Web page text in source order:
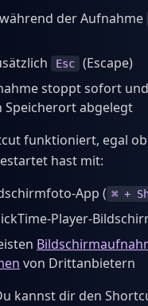
der Aufnahme
Esc
(Escape)
stoppt sofort
Speicherort abgelegt
funktioniert, egal
hast mit:
App ( ⌘ +
Player-
von Drittanbietern
kannst dir den